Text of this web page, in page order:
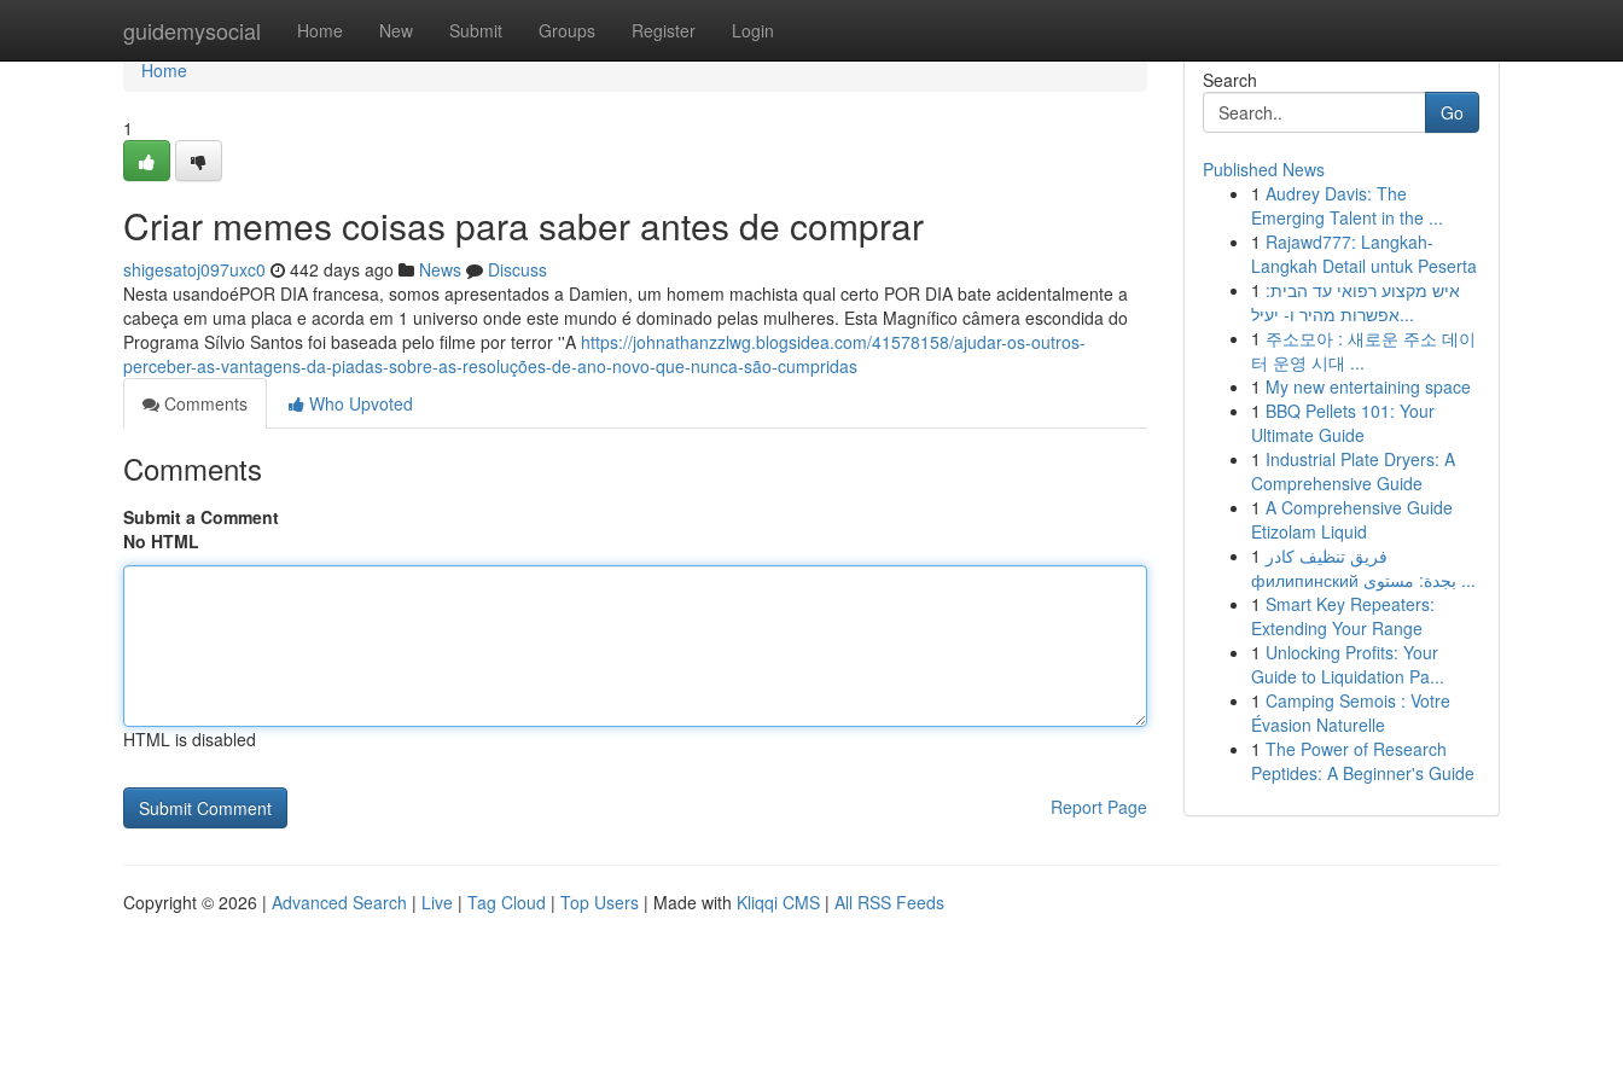
guidemysocial Home New Submit Groups Register Login
Home
Home
1
Criar memes coisas para saber antes de comprar
shigesatoj097uxc0 442 days ago News
Discuss
Nesta usandoéPOR DIA francesa, somos apresentados a Damien, um homem machista qual certo POR DIA bate acidentalmente a
cabeça em uma placa e acorda em 1 universo onde este mundo é dominado pelas mulheres. Esta Magnífico câmera escondida do
Programa Sílvio Santos foi baseada pelo filme por terror ''A https://johnathanzzlwg.blogsidea.com/41578158/ajudar-os-outros-
perceber-as-vantagens-da-piadas-sobre-as-resoluções-de-ano-novo-que-nunca-são-cumpridas
Comments
Who Upvoted
Comments
Submit a Comment
No HTML
HTML is disabled
Report Page
Search
Go
Published News
1 Audrey Davis: The
Emerging Talent in the ...
1 Rajawd777: Langkah-
Langkah Detail untuk Peserta
1 איש מקצוע רפואי עד הבית:
אפשרות מהיר ו- יעיל...
1 주소모아 : 새로운 주소 데이
터 운영 시대 ...
1 My new entertaining space
1 BBQ Pellets 101: Your
Ultimate Guide
1 Industrial Plate Dryers: A
Comprehensive Guide
1 A Comprehensive Guide
Etizolam Liquid
1 فريق تنظيف كادر
филипинский بجدة: مستوى ...
1 Smart Key Repeaters:
Extending Your Range
1 Unlocking Profits: Your
Guide to Liquidation Pa...
1 Camping Semois : Votre
Évasion Naturelle
1 The Power of Research
Peptides: A Beginner's Guide
Copyright © 2026 | Advanced Search | Live | Tag Cloud | Top Users | Made with Kliqqi CMS | All RSS Feeds